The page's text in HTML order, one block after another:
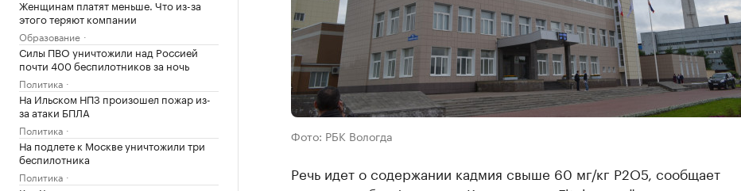
Женщинам платят меньше. Что из-за
этого теряют компании
Образование
Силы ПВО уничтожили над Россией
почти 400 беспилотников за ночь
Политика
На Ильском НПЗ произошел пожар из-
за атаки БПЛА
Политика
На подлете к Москве уничтожили три
беспилотника
Политика
Фото: РБК Вологда
Речь идет о содержании кадмия свыше 60 мг/кг P2O5, сообщает